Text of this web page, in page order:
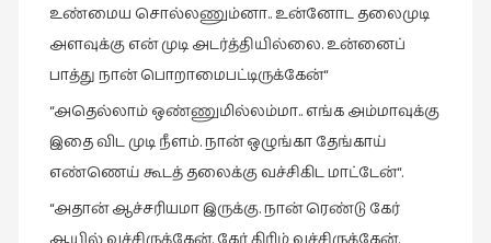
புகைப்படக்கலை
புத்தக
கண்காட்சி2019
புத்தக
விமர்சனம்
உண்மைய சொல்லணும்னா.. உன்னோட தலைமுடி
அளவுக்கு என் முடி அடர்த்தியில்லை. உன்னைப்
பாத்து நான் பொறாமைபட்டிருக்கேன்“
“அதெல்லாம் ஒண்ணுமில்லம்மா.. எங்க அம்மாவுக்கு
இதை விட முடி நீளம். நான் ஒழுங்கா தேங்காய்
எண்ணெய் கூடத் தலைக்கு வச்சிகிட மாட்டேன்“.
“அதான் ஆச்சரியமா இருக்கு. நான் ரெண்டு கேர்